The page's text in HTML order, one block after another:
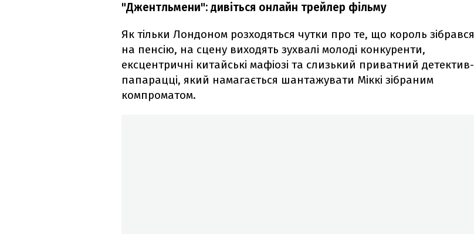
"Джентльмени": дивіться онлайн трейлер фільму
Як тільки Лондоном розходяться чутки про те, що король зібрався
на пенсію, на сцену виходять зухвалі молоді конкуренти,
ексцентричні китайські мафіозі та слизький приватний детектив-
папарацці, який намагається шантажувати Міккі зібраним
компроматом.